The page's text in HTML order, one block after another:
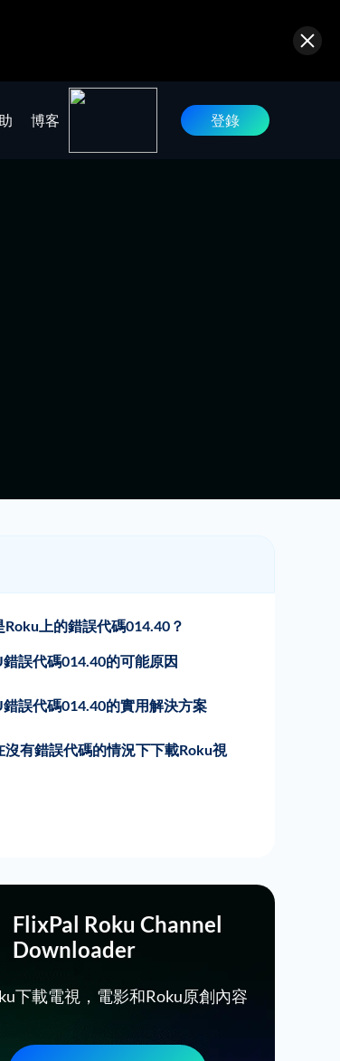
博客 登錄
Roku上的錯誤代碼014.40？
錯誤代碼014.40的可能原因
誤的WiFi登錄憑據
壞的DNS緩存
散的電纜
過濾
號強度差
錯誤代碼014.40的實用解決方案
新啟動Roku設備
廠重置roku
證WiFi信息
源循環設備
用網絡ping
沒有錯誤代碼的情況下下載Roku視
量的視頻
的SRT文件
下載
FlixPal Roku Channel
Downloader
下載電視，電影和Roku原創內容